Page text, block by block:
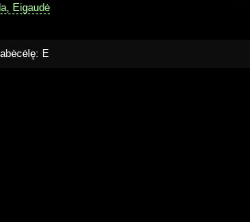
Eigaudė
E